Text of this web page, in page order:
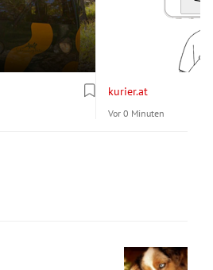
kurier.at
Vor 0 Minuten